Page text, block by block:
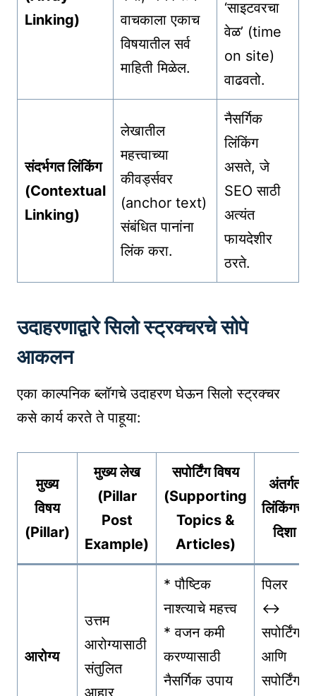
Linking)
वाचकाला एकाच
विषयातील सर्व
माहिती मिळेल.
‘साइटवरचा
वेळ’ (time
on site)
वाढवतो.
संदर्भगत लिंकिंग
(Contextual
Linking)
लेखातील
महत्त्वाच्या
कीवर्ड्सवर
(anchor text)
संबंधित पानांना
लिंक करा.
नैसर्गिक
लिंकिंग
असते, जे
SEO साठी
अत्यंत
फायदेशीर
ठरते.
उदाहरणाद्वारे सिलो स्ट्रक्चरचे सोपे
आकलन
एका काल्पनिक ब्लॉगचे उदाहरण घेऊन सिलो स्ट्रक्चर
कसे कार्य करते ते पाहूया:
मुख्य
विषय
(Pillar)
मुख्य लेख
(Pillar
Post
Example)
सपोर्टिंग विषय
(Supporting
Topics &
Articles)
अंतर्गत
लिंकिंगची
दिशा
आरोग्य
उत्तम
आरोग्यासाठी
संतुलित
आहार
* पौष्टिक
नाश्त्याचे महत्त्व
* वजन कमी
करण्यासाठी
नैसर्गिक उपाय
पिलर
↔
सपोर्टिंग
आणि
सपोर्टिंग